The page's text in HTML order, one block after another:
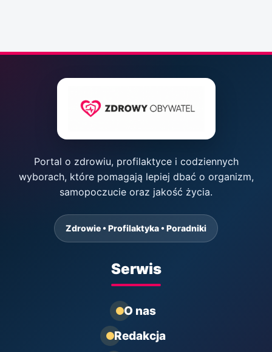
Portal o zdrowiu, profilaktyce i codziennych
wyborach, które pomagają lepiej dbać o organizm,
samopoczucie oraz jakość życia.
Zdrowie • Profilaktyka • Poradniki
Serwis
O nas
Redakcja